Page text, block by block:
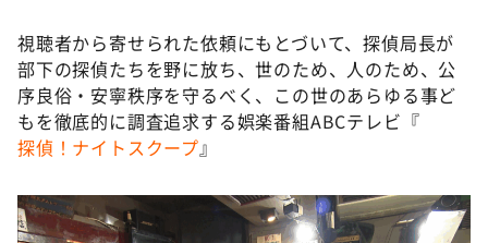
～人生密着トークバラエティ！～ やすとものいたっ
て真剣です
探偵！ナイトスクープ
news おかえり
（news おかえり）
DAIGOも台所 ～きょうの献立 何にする？～
視聴者から寄せられた依頼にもとづいて、探偵局長が
部下の探偵たちを野に放ち、世のため、人のため、公
序良俗・安寧秩序を守るべく、この世のあらゆる事ど
もを徹底的に調査追求する娯楽番組ABCテレビ『
探偵！ナイトスクープ』